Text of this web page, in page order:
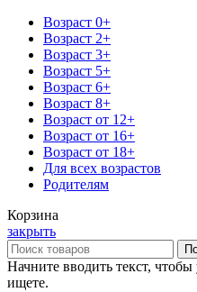
Возраст 0+
Возраст 2+
Возраст 3+
Возраст 5+
Возраст 6+
Возраст 8+
Возраст от 12+
Возраст от 16+
Возраст от 18+
Для всех возрастов
Родителям
Корзина
закрыть
Начните вводить текст,
ищете.